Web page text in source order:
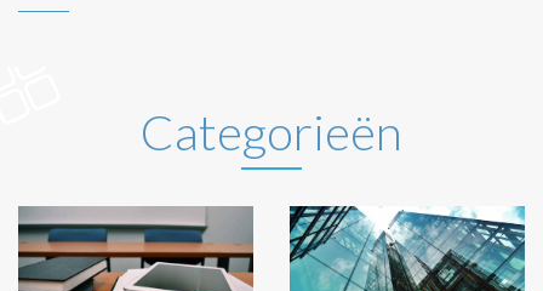
Categorieën